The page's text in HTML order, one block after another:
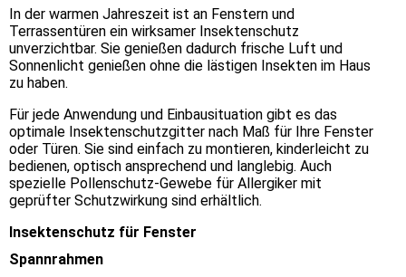
In der warmen Jahreszeit ist an Fenstern und
Terrassentüren ein wirksamer Insektenschutz
unverzichtbar. Sie genießen dadurch frische Luft und
Sonnenlicht genießen ohne die lästigen Insekten im Haus
zu haben.
Für jede Anwendung und Einbausituation gibt es das
optimale Insektenschutzgitter nach Maß für Ihre Fenster
oder Türen. Sie sind einfach zu montieren, kinderleicht zu
bedienen, optisch ansprechend und langlebig. Auch
spezielle Pollenschutz-Gewebe für Allergiker mit
geprüfter Schutzwirkung sind erhältlich.
Insektenschutz für Fenster
Spannrahmen